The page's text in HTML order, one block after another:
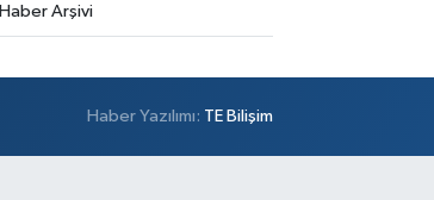
Haber Arşivi
Haber Yazılımı: TE Bilişim